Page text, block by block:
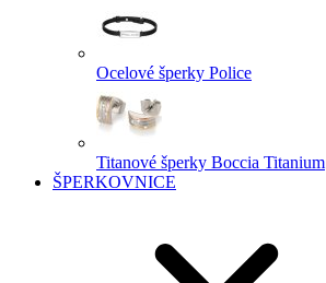
Ocelové šperky Police
Titanové šperky Boccia Titanium
ŠPERKOVNICE